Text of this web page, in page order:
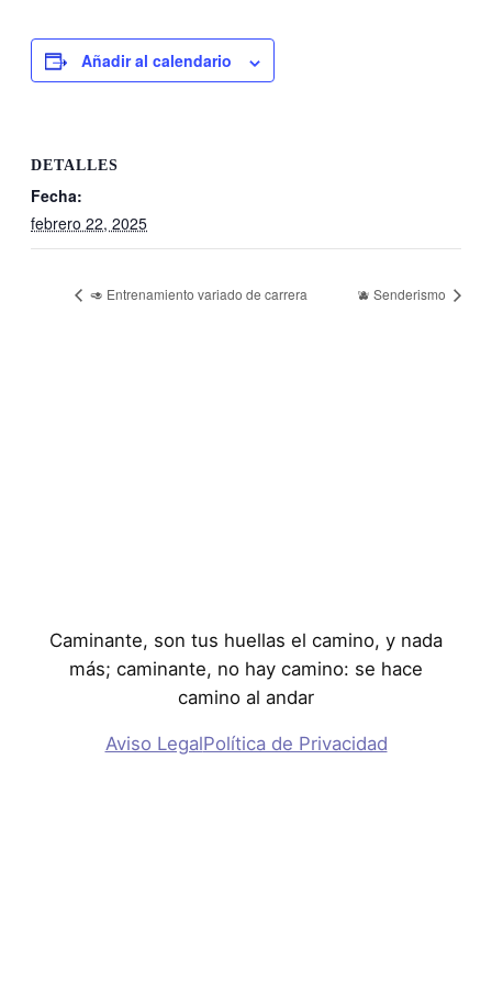
Añadir al calendario
DETALLES
Fecha:
febrero 22, 2025
🥑 Entrenamiento variado de carrera 🫐 Senderismo
Caminante, son tus huellas el camino, y nada
más; caminante, no hay camino: se hace
camino al andar
Aviso LegalPolítica de Privacidad